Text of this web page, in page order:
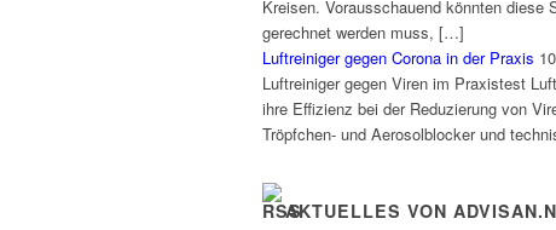
Kreisen. Vorausschauend könnten
gerechnet werden muss, […]
Luftreiniger gegen Corona in der Praxis
Luftreiniger gegen Viren im Praxistest
ihre Effizienz bei der Reduzierung von
Tröpfchen- und Aerosolblocker und
AKTUELLES VON